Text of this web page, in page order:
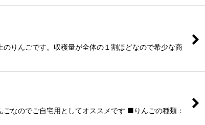
りんごです。収穫量が全体の１割ほどなので希少な商
なのでご自宅用としてオススメです ■りんごの種類：